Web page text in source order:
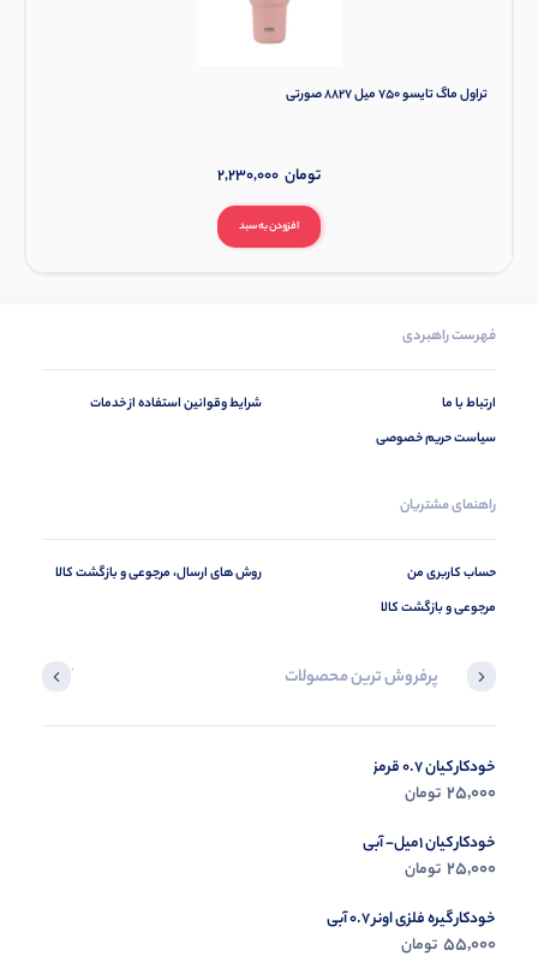
تراول ماگ تایسو 750 میل 8827 صورتی
افزودن به سبد
2,230,000 تومان
فهرست راهبردی
ارتباط با ما
سیاست حریم خصوصی
شرایط وقوانین استفاده از خدمات
راهنمای مشتریان
حساب کاربری من
مرجوعی و بازگشت کالا
روش های ارسال، مرجوعی و بازگشت کالا
پرفروش ترین محصولات آخرین
خودکار کیان 0.7 قرمز
25,000 تومان
خودکار کیان 1میل- آبی
25,000 تومان
خودکار گیره فلزی اونر 0.7 آبی
55,000 تومان